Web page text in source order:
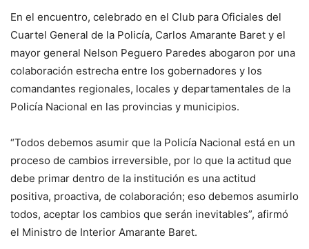
En el encuentro, celebrado en el Club para Oficiales del
Cuartel General de la Policía, Carlos Amarante Baret y el
mayor general Nelson Peguero Paredes abogaron por una
colaboración estrecha entre los gobernadores y los
comandantes regionales, locales y departamentales de la
Policía Nacional en las provincias y municipios.
“Todos debemos asumir que la Policía Nacional está en un
proceso de cambios irreversible, por lo que la actitud que
debe primar dentro de la institución es una actitud
positiva, proactiva, de colaboración; eso debemos asumirlo
todos, aceptar los cambios que serán inevitables”, afirmó
el Ministro de Interior Amarante Baret.